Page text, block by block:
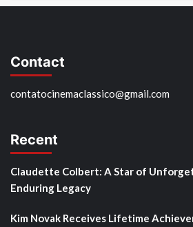
Contact
contatocinemaclassico@gmail.com
Recent
Claudette Colbert: A Star of
Enduring Legacy
Kim Novak Receives Lifetime